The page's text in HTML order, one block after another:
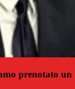
prenotato un